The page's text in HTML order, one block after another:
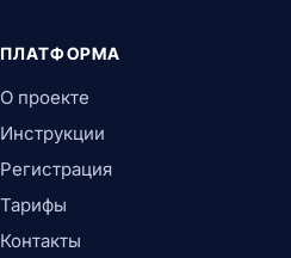
ПЛАТФОРМА
О проекте
Инструкции
Регистрация
Тарифы
Контакты